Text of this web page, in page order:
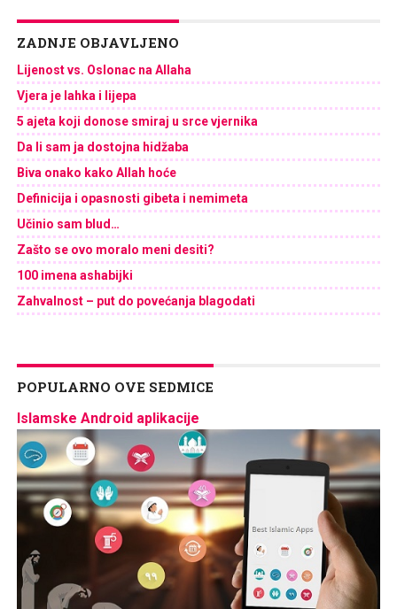
ZADNJE OBJAVLJENO
Lijenost vs. Oslonac na Allaha
Vjera je lahka i lijepa
5 ajeta koji donose smiraj u srce vjernika
Da li sam ja dostojna hidžaba
Biva onako kako Allah hoće
Definicija i opasnosti gibeta i nemimeta
Učinio sam blud…
Zašto se ovo moralo meni desiti?
100 imena ashabijki
Zahvalnost – put do povećanja blagodati
POPULARNO OVE SEDMICE
Islamske Android aplikacije